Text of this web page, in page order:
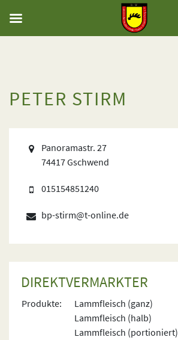
PETER STIRM
Panoramastr. 27
74417 Gschwend
015154851240
bp-stirm@t-online.de
DIREKTVERMARKTER
Produkte:
Lammfleisch (ganz)
Lammfleisch (halb)
Lammfleisch (portioniert)